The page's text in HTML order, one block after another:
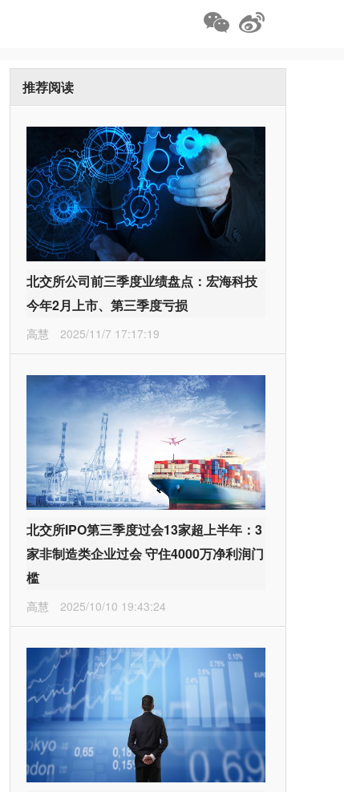
推荐阅读
北交所公司前三季度业绩盘点：宏海科技
今年2月上市、第三季度亏损
高慧 2025/11/7 17:17:19
北交所IPO第三季度过会13家超上半年：3
家非制造类企业过会 守住4000万净利润门
槛
高慧 2025/10/10 19:43:24